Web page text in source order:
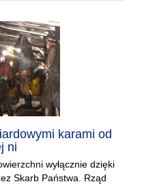
karami od
ni
wyłącznie dzięki
Skarb Państwa. Rząd